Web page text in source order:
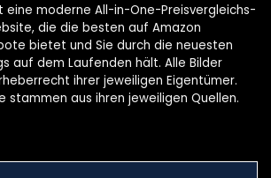
eine moderne All-in-One-Preisvergleichs-
die die besten auf Amazon
bietet und Sie durch die neuesten
auf dem Laufenden hält. Alle Bilder
ihrer jeweiligen Eigentümer.
stammen aus ihren jeweiligen Quellen.